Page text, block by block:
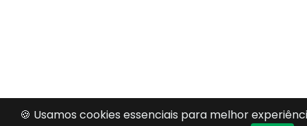
🍪 Usamos cookies essenciais para melhor